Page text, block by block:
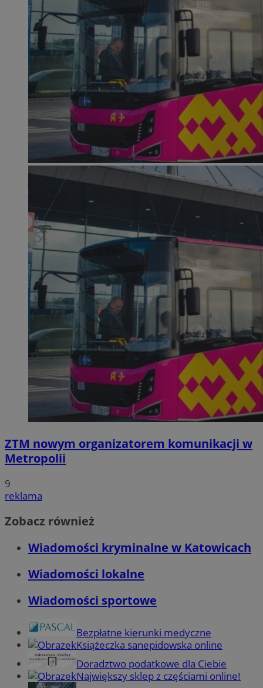
ZTM nowym organizatorem komunikacji w
Metropolii
9
reklama
Zobacz również
Wiadomości kryminalne w Katowicach
Wiadomości lokalne
Wiadomości sportowe
Bezpłatne kierunki medyczne
Książeczka sanepidowska online
Doradztwo podatkowe dla Ciebie
Największy sklep z częściami online!